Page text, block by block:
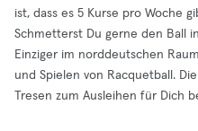
ist, dass es 5 Kurse pro Woche
Schmetterst Du gerne den Ball
Einziger im norddeutschen
und Spielen von Racquetball.
Tresen zum Ausleihen für Dich